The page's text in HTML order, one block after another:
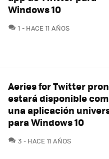
Windows 10
1 COMENTARIOS
HACE 11 AÑOS
Aeries for Twitter
estará disponible
una aplicación
para Windows 10
3 COMENTARIOS
HACE 11 AÑOS